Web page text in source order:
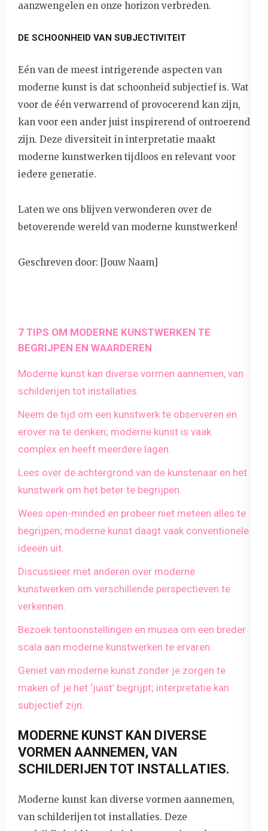
aanzwengelen en onze horizon verbreden.
DE SCHOONHEID VAN SUBJECTIVITEIT
Eén van de meest intrigerende aspecten van
moderne kunst is dat schoonheid subjectief is. Wat
voor de één verwarrend of provocerend kan zijn,
kan voor een ander juist inspirerend of ontroerend
zijn. Deze diversiteit in interpretatie maakt
moderne kunstwerken tijdloos en relevant voor
iedere generatie.
Laten we ons blijven verwonderen over de
betoverende wereld van moderne kunstwerken!
Geschreven door: [Jouw Naam]
7 TIPS OM MODERNE KUNSTWERKEN TE
BEGRIJPEN EN WAARDEREN
Moderne kunst kan diverse vormen aannemen, van
schilderijen tot installaties.
Neem de tijd om een kunstwerk te observeren en
erover na te denken; moderne kunst is vaak
complex en heeft meerdere lagen.
Lees over de achtergrond van de kunstenaar en het
kunstwerk om het beter te begrijpen.
Wees open-minded en probeer niet meteen alles te
begrijpen; moderne kunst daagt vaak conventionele
ideeën uit.
Discussieer met anderen over moderne
kunstwerken om verschillende perspectieven te
verkennen.
Bezoek tentoonstellingen en musea om een breder
scala aan moderne kunstwerken te ervaren.
Geniet van moderne kunst zonder je zorgen te
maken of je het ‘juist’ begrijpt; interpretatie kan
subjectief zijn.
MODERNE KUNST KAN DIVERSE
VORMEN AANNEMEN, VAN
SCHILDERIJEN TOT INSTALLATIES.
Moderne kunst kan diverse vormen aannemen,
van schilderijen tot installaties. Deze